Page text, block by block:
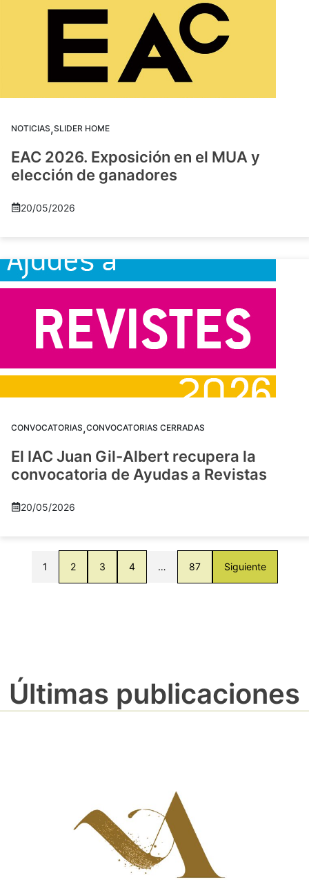
NOTICIAS,SLIDER HOME
EAC 2026. Exposición en el MUA y
elección de ganadores
20/05/2026
CONVOCATORIAS,CONVOCATORIAS CERRADAS
El IAC Juan Gil-Albert recupera la
convocatoria de Ayudas a Revistas
20/05/2026
1 2 3 4 … 87 Siguiente
Últimas publicaciones